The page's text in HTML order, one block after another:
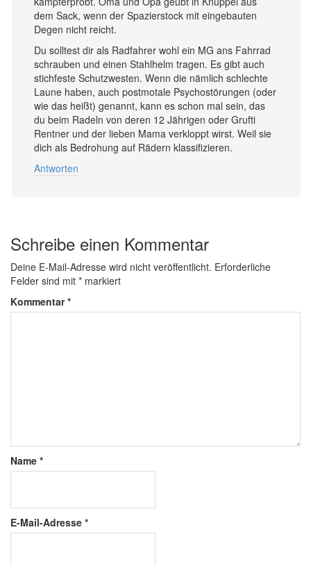
dem Sack, wenn der Spazierstock mit eingebauten
Degen nicht reicht.
Du solltest dir als Radfahrer wohl ein MG ans Fahrrad
schrauben und einen Stahlhelm tragen. Es gibt auch
stichfeste Schutzwesten. Wenn die nämlich schlechte
Laune haben, auch postmotale Psychostörungen (oder
wie das heißt) genannt, kann es schon mal sein, das
du beim Radeln von deren 12 Jährigen oder Grufti
Rentner und der lieben Mama verkloppt wirst. Weil sie
dich als Bedrohung auf Rädern klassifizieren.
Antworten
Schreibe einen Kommentar
Deine E-Mail-Adresse wird nicht veröffentlicht. Erforderliche
Felder sind mit * markiert
Kommentar*
Name *
E-Mail-Adresse *